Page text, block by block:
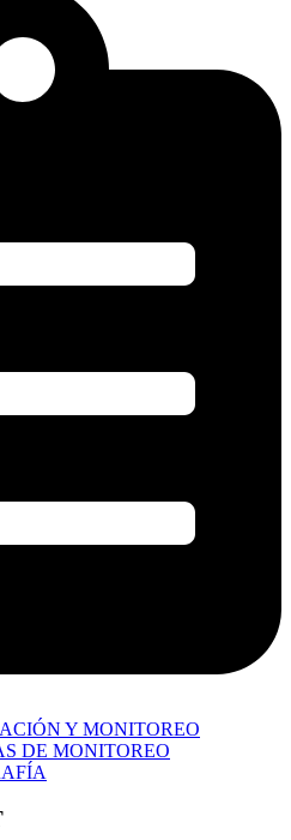
Y MONITOREO
DE MONITOREO